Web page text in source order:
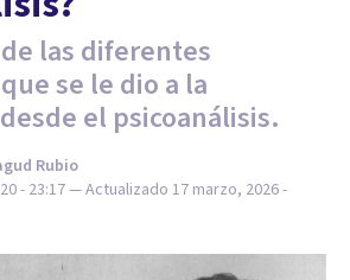
las diferentes
se le dio a la
el psicoanálisis.
Rubio
- 23:17— Actualizado 17 marzo, 2026 -